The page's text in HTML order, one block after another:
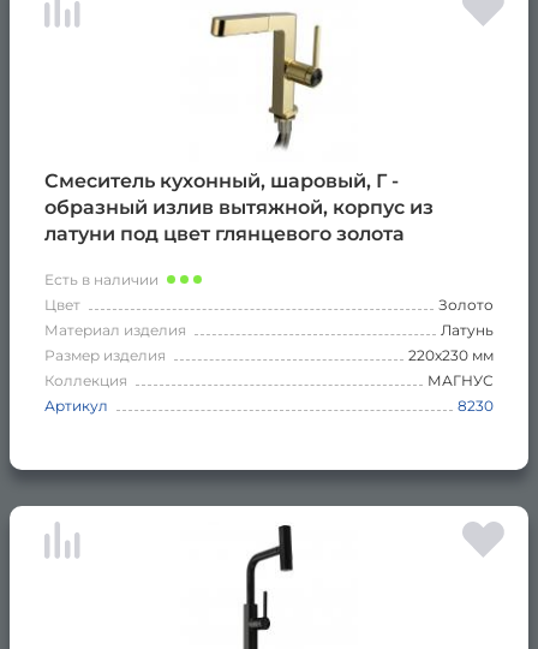
Смеситель кухонный, шаровый, Г -
образный излив вытяжной, корпус из
латуни под цвет глянцевого золота
Есть в наличии
Цвет
Золото
Материал изделия
Латунь
Размер изделия
220х230 мм
Коллекция
МАГНУС
Артикул
8230